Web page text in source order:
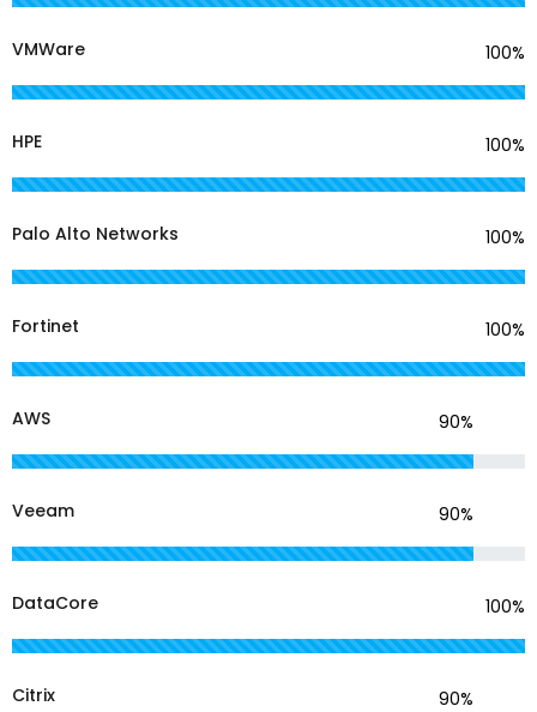
VMWare 100%
HPE 100%
Palo Alto Networks 100%
Fortinet 100%
AWS 90%
Veeam 90%
DataCore 100%
Citrix 90%